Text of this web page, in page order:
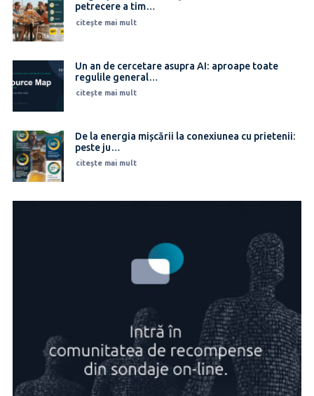
petrecere a tim…
citește mai mult
Un an de cercetare asupra AI: aproape toate
regulile general…
citește mai mult
De la energia mișcării la conexiunea cu prietenii:
peste ju…
citește mai mult